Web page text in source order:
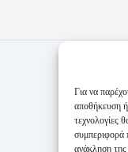
Για να
αποθήκευση
τεχνολογίες
συμπεριφορά
ανάκληση της